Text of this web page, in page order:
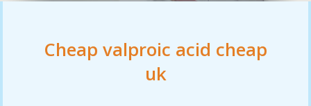
Cheap valproic acid cheap
uk